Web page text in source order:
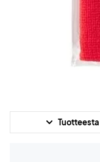
Tuotteesta